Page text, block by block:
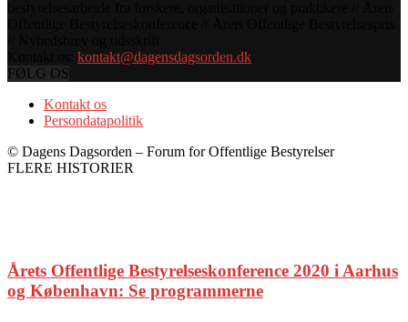
kontakt@dagensdagsorden.dk
FØLG OS
Kontakt os
Persondatapolitik
© Dagens Dagsorden – Forum for Offentlige Bestyrelser
FLERE HISTORIER
Årets Offentlige Bestyrelseskonference 2020 i Aarhus
og København: Se programmerne